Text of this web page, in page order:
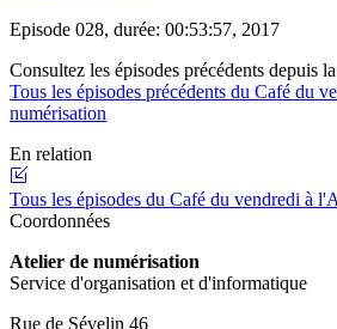
Episode 028, durée: 00:53:57, 2017
Consultez les épisodes précédents depuis
Tous les épisodes précédents du Café du
numérisation
En relation
Tous les épisodes du Café du vendredi à
Coordonnées
Atelier de numérisation
Service d'organisation et d'informatique
Rue de Sévelin 46